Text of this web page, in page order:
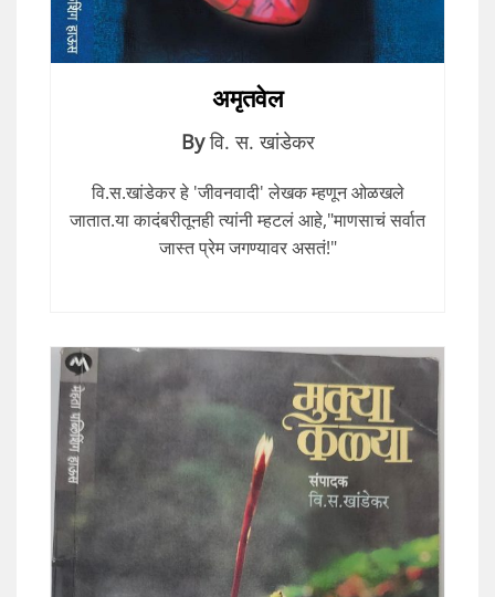
अमृतवेल
By वि. स. खांडेकर
वि.स.खांडेकर हे 'जीवनवादी' लेखक म्हणून ओळखले
जातात.या कादंबरीतूनही त्यांनी म्हटलं आहे,"माणसाचं सर्वात
जास्त प्रेम जगण्यावर असतं!"